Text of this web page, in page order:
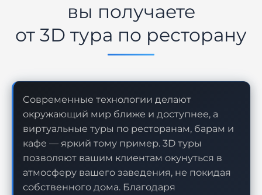
вы получаете
от 3D тура по ресторану
Современные технологии делают
окружающий мир ближе и доступнее, а
виртуальные туры по ресторанам, барам и
кафе — яркий тому пример. 3D туры
позволяют вашим клиентам окунуться в
атмосферу вашего заведения, не покидая
собственного дома. Благодаря